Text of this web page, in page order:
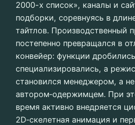
2000-х список», каналы и
подборки, соревнуясь в
тайтлов. Производственный
постепенно превращался в
конвейер: функции
специализировались, а
становился менеджером, а не
автором‑одержимцем. При
время активно внедряется
2D‑скелетная анимация и